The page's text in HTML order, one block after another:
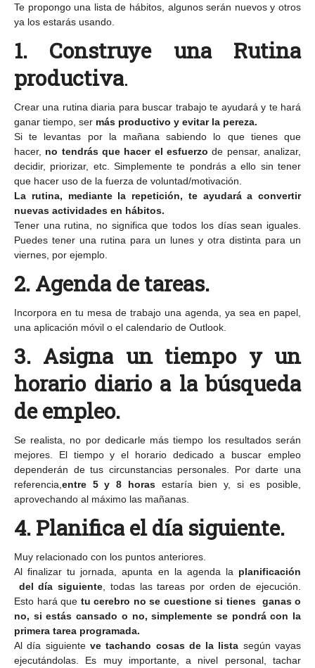
Te propongo una lista de hábitos, algunos serán nuevos y otros
ya los estarás usando.
1. Construye una Rutina
productiva.
Crear una rutina diaria para buscar trabajo te ayudará y te hará
ganar tiempo, ser más productivo y evitar la pereza.
Si te levantas por la mañana sabiendo lo que tienes que
hacer, no tendrás que hacer el esfuerzo de pensar, analizar,
decidir, priorizar, etc. Simplemente te pondrás a ello sin tener
que hacer uso de la fuerza de voluntad/motivación.
La rutina, mediante la repetición, te ayudará a convertir
nuevas actividades en hábitos.
Tener una rutina, no significa que todos los días sean iguales.
Puedes tener una rutina para un lunes y otra distinta para un
viernes, por ejemplo.
2. Agenda de tareas.
Incorpora en tu mesa de trabajo una agenda, ya sea en papel,
una aplicación móvil o el calendario de Outlook.
3. Asigna un tiempo y un
horario diario a la búsqueda
de empleo.
Se realista, no por dedicarle más tiempo los resultados serán
mejores. El tiempo y el horario dedicado a buscar empleo
dependerán de tus circunstancias personales. Por darte una
referencia, entre 5 y 8 horasestaría bien y, si es posible,
aprovechando al máximo las mañanas.
4. Planifica el día siguiente.
Muy relacionado con los puntos anteriores.
Al finalizar tu jornada, apunta en la agenda la planificación
del día siguiente , todas las tareas por orden de ejecución.
Esto hará que tu cerebro no se cuestione si tienes ganas o
no, si estás cansado o no, simplemente se pondrá con la
primera tarea programada.
Al día siguiente ve tachando cosas de la lista según vayas
ejecutándolas. Es muy importante, a nivel personal, tachar